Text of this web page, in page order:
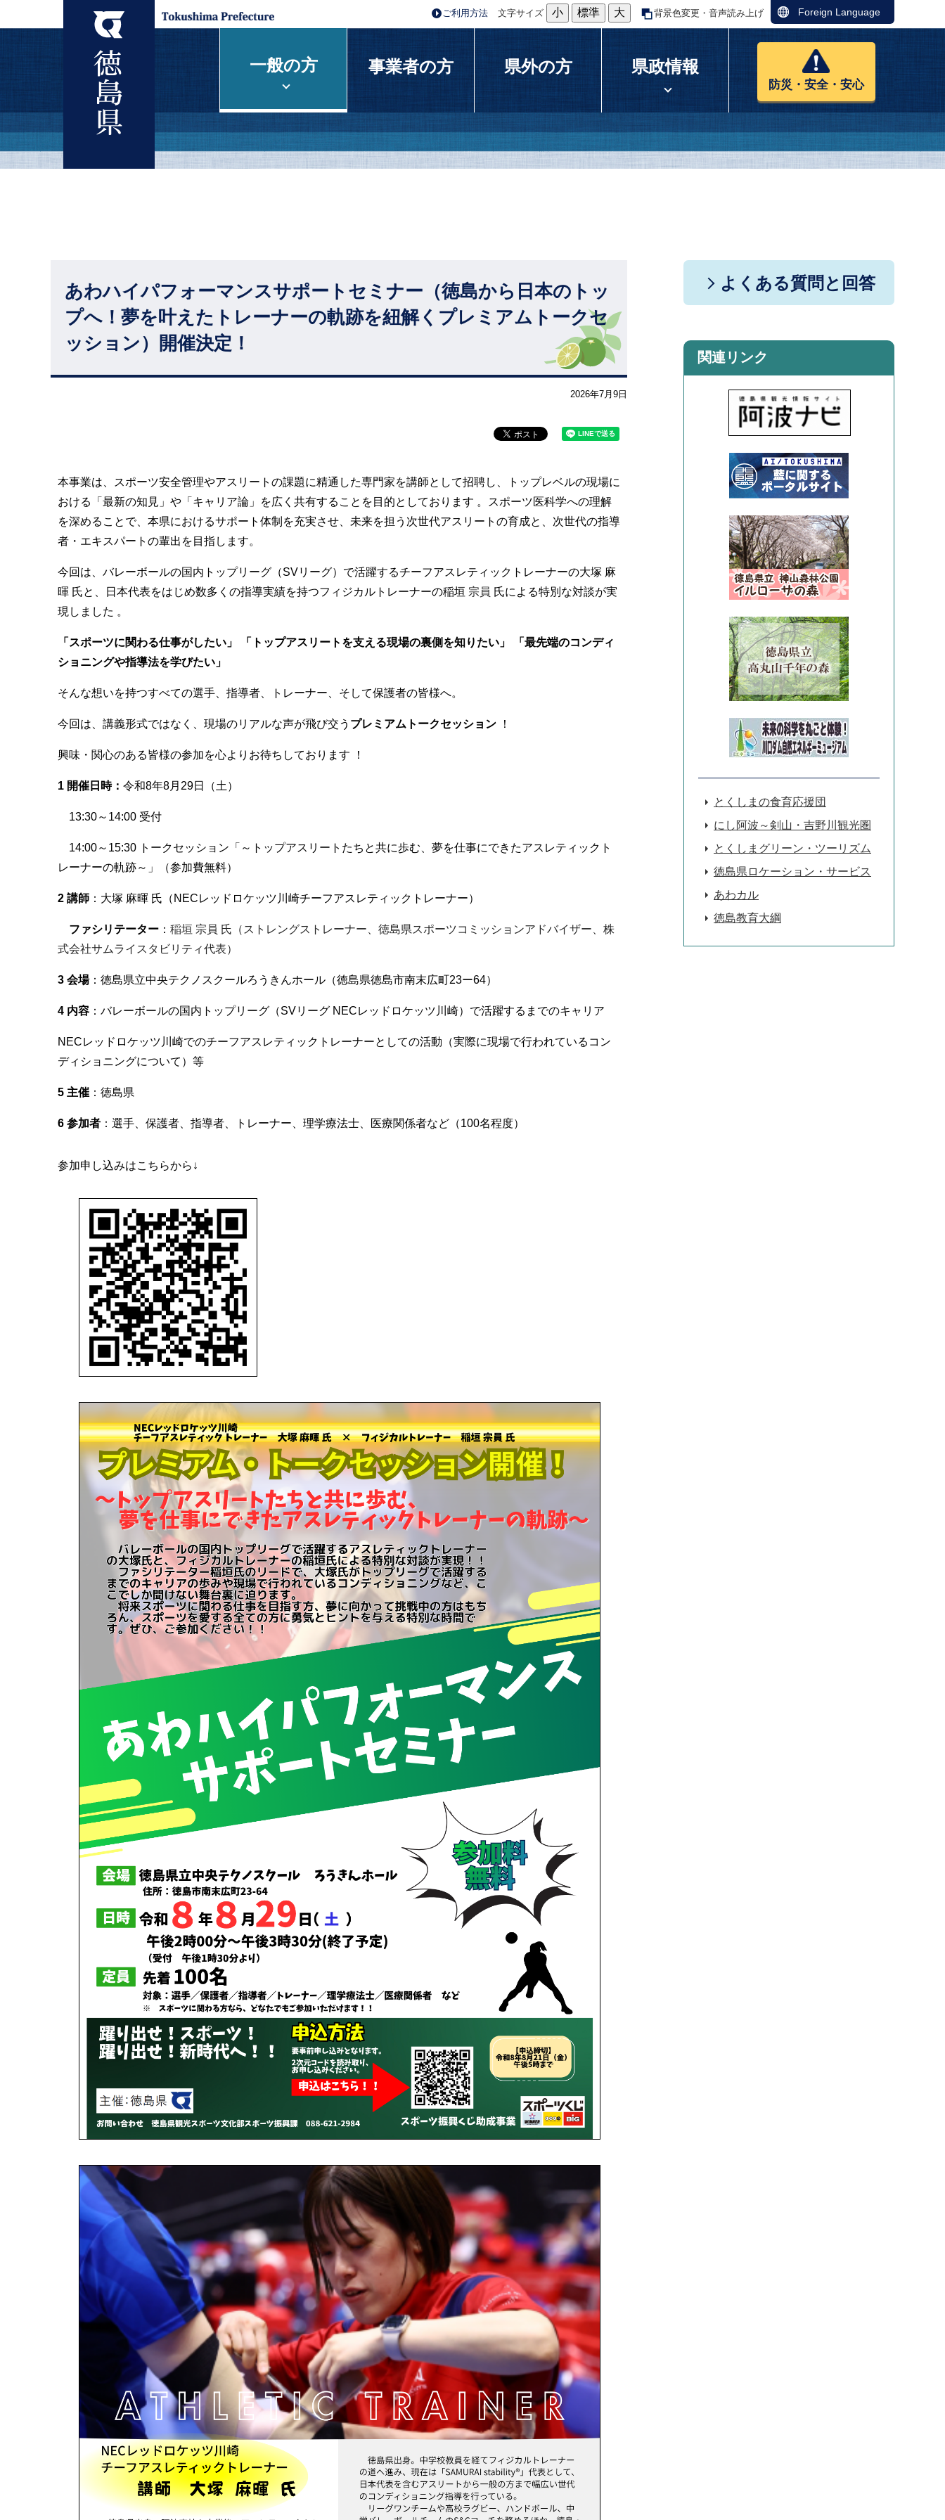
ご利用方法 文字サイズ 小 標準 大 背景色変更・音声読み上げ Foreign Language
一般の方 事業者の方 県外の方 県政情報
防災・安全・安心
あわハイパフォーマンスサポートセミナー（徳島から日本のトッ
プへ！夢を叶えたトレーナーの軌跡を紐解くプレミアムトークセ
ッション）開催決定！
2026年7月9日
本事業は、スポーツ安全管理やアスリートの課題に精通した専門家を講師として招聘し、トップレベルの現場に
おける「最新の知見」や「キャリア論」を広く共有することを目的としております 。スポーツ医科学への理解
を深めることで、本県におけるサポート体制を充実させ、未来を担う次世代アスリートの育成と、次世代の指導
者・エキスパートの輩出を目指します。
今回は、バレーボールの国内トップリーグ（SVリーグ）で活躍するチーフアスレティックトレーナーの大塚 麻
暉 氏と、日本代表をはじめ数多くの指導実績を持つフィジカルトレーナーの稲垣 宗員 氏による特別な対談が実
現しました 。
「スポーツに関わる仕事がしたい」 「トップアスリートを支える現場の裏側を知りたい」
「最先端のコンディ
ショニングや指導法を学びたい」
そんな想いを持つすべての選手、指導者、トレーナー、そして保護者の皆様へ。
今回は、講義形式ではなく、現場のリアルな声が飛び交う プレミアムトークセッション ！
興味・関心のある皆様の参加を心よりお待ちしております ！
1 開催日時： 令和8年8月29日（土）
13:30～14:00 受付
14:00～15:30 トークセッション「～トップアスリートたちと共に歩む、夢を仕事にできたアスレティックト
レーナーの軌跡～」（参加費無料）
2 講師 ： 大塚 麻暉 氏（NECレッドロケッツ川崎チーフアスレティックトレーナー）
ファシリテーター ： 稲垣 宗員 氏（ストレングストレーナー、徳島県スポーツコミッションアドバイザー、株
式会社サムライスタビリティ代表）
3 会場：徳島県立中央テクノスクールろうきんホール（徳島県徳島市南末広町23ー64）
4 内容 ：バレーボールの国内トップリーグ（SVリーグ NECレッドロケッツ川崎）で活躍するまでのキャリア
NECレッドロケッツ川崎でのチーフアスレティックトレーナーとしての活動（実際に現場で行われているコン
ディショニングについて）等
5 主催 ：徳島県
6 参加者 ：選手、保護者、指導者、トレーナー、理学療法士、医療関係者など（100名程度）
参加申し込みはこちらから↓
よくある質問と回答
関連リンク
とくしまの食育応援団
にし阿波～剣山・吉野川観光圏
とくしまグリーン・ツーリズム
徳島県ロケーション・サービス
あわカル
徳島教育大綱